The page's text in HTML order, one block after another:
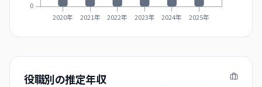
0
2020年 2021年 2022年 2023年 2024年 2025年
役職別の推定年収